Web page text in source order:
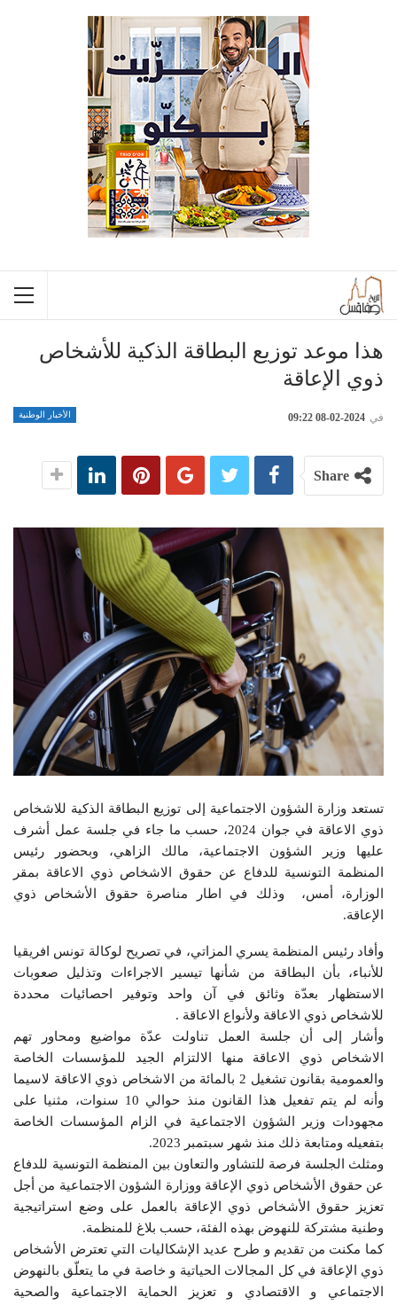
هذا موعد توزيع البطاقة الذكية للأشخاص
ذوي الإعاقة
الأخبار الوطنية في 2024-02-08 09:22
Share
تستعد وزارة الشؤون الاجتماعية إلى توزيع البطاقة الذكية للاشخاص
ذوي الاعاقة في جوان 2024، حسب ما جاء في جلسة عمل أشرف
عليها وزير الشؤون الاجتماعية، مالك الزاهي، وبحضور رئيس
المنظمة التونسية للدفاع عن حقوق الاشخاص ذوي الاعاقة بمقر
الوزارة، أمس، وذلك في اطار مناصرة حقوق الأشخاص ذوي
الإعاقة.
وأفاد رئيس المنظمة يسري المزاتي، في تصريح لوكالة تونس افريقيا
للأنباء، بأن البطاقة من شأنها تيسير الاجراءات وتذليل صعوبات
الاستظهار بعدّة وثائق في آن واحد وتوفير احصائيات محددة
للاشخاص ذوي الاعاقة ولأنواع الاعاقة .
وأشار إلى أن جلسة العمل تناولت عدّة مواضيع ومحاور تهم
الاشخاص ذوي الاعاقة منها الالتزام الجيد للمؤسسات الخاصة
والعمومية بقانون تشغيل 2 بالمائة من الاشخاص ذوي الاعاقة لاسيما
وأنه لم يتم تفعيل هذا القانون منذ حوالي 10 سنوات، مثنيا على
مجهودات وزير الشؤون الاجتماعية في الزام المؤسسات الخاصة
بتفعيله ومتابعة ذلك منذ شهر سبتمبر 2023.
ومثلث الجلسة فرصة للتشاور والتعاون بين المنظمة التونسية للدفاع
عن حقوق الأشخاص ذوي الإعاقة ووزارة الشؤون الاجتماعية من أجل
تعزيز حقوق الأشخاص ذوي الإعاقة بالعمل على وضع استراتيجية
وطنية مشتركة للنهوض بهذه الفئة، حسب بلاغ للمنظمة.
كما مكنت من تقديم و طرح عديد الإشكاليات التي تعترض الأشخاص
ذوي الإعاقة في كل المجالات الحياتية و خاصة في ما يتعلّق بالنهوض
الاجتماعي و الاقتصادي و تعزيز الحماية الاجتماعية والصحية